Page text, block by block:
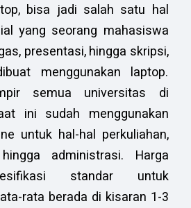
bisa jadi salah satu hal
yang seorang mahasiswa
presentasi, hingga skripsi,
menggunakan laptop.
semua universitas di
ini sudah menggunakan
untuk hal-hal perkuliahan,
administrasi. Harga
standar untuk
rata berada di kisaran 1-3